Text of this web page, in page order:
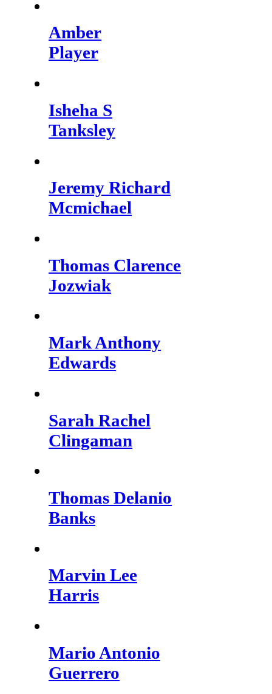
Amber
Player
Isheha S
Tanksley
Jeremy Richard
Mcmichael
Thomas Clarence
Jozwiak
Mark Anthony
Edwards
Sarah Rachel
Clingaman
Thomas Delanio
Banks
Marvin Lee
Harris
Mario Antonio
Guerrero